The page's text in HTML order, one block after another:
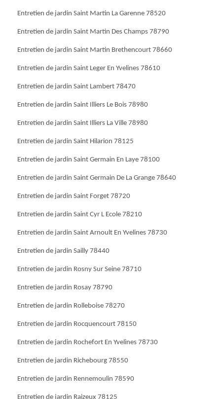
Entretien de jardin Saint Martin La Garenne 78520
Entretien de jardin Saint Martin Des Champs 78790
Entretien de jardin Saint Martin Brethencourt 78660
Entretien de jardin Saint Leger En Yvelines 78610
Entretien de jardin Saint Lambert 78470
Entretien de jardin Saint Illiers Le Bois 78980
Entretien de jardin Saint Illiers La Ville 78980
Entretien de jardin Saint Hilarion 78125
Entretien de jardin Saint Germain En Laye 78100
Entretien de jardin Saint Germain De La Grange 78640
Entretien de jardin Saint Forget 78720
Entretien de jardin Saint Cyr L Ecole 78210
Entretien de jardin Saint Arnoult En Yvelines 78730
Entretien de jardin Sailly 78440
Entretien de jardin Rosny Sur Seine 78710
Entretien de jardin Rosay 78790
Entretien de jardin Rolleboise 78270
Entretien de jardin Rocquencourt 78150
Entretien de jardin Rochefort En Yvelines 78730
Entretien de jardin Richebourg 78550
Entretien de jardin Rennemoulin 78590
Entretien de jardin Raizeux 78125